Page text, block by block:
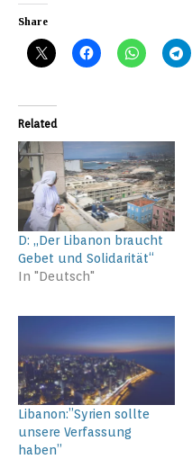
Share
Related
D: „Der Libanon braucht
Gebet und Solidarität“
In "Deutsch"
Libanon:”Syrien sollte
unsere Verfassung
haben”